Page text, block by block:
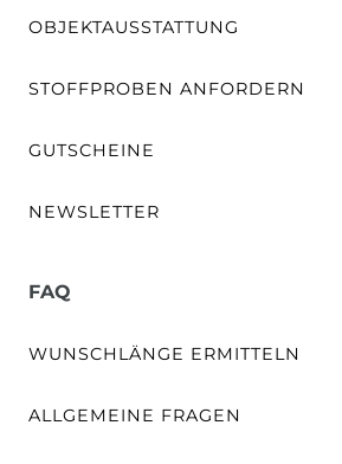
OBJEKTAUSSTATTUNG
STOFFPROBEN ANFORDERN
GUTSCHEINE
NEWSLETTER
FAQ
WUNSCHLÄNGE ERMITTELN
ALLGEMEINE FRAGEN